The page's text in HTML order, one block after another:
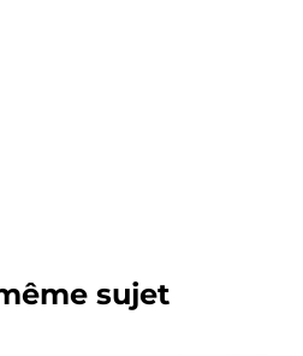
sujet